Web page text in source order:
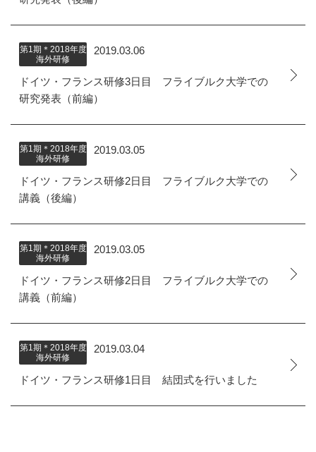
第1期＊2018年度
海外研修
2019.03.06
ドイツ・フランス研修3日目 フライブルク大学での
研究発表（前編）
第1期＊2018年度
海外研修
2019.03.05
ドイツ・フランス研修2日目 フライブルク大学での
講義（後編）
第1期＊2018年度
海外研修
2019.03.05
ドイツ・フランス研修2日目 フライブルク大学での
講義（前編）
第1期＊2018年度
海外研修
2019.03.04
ドイツ・フランス研修1日目 結団式を行いました